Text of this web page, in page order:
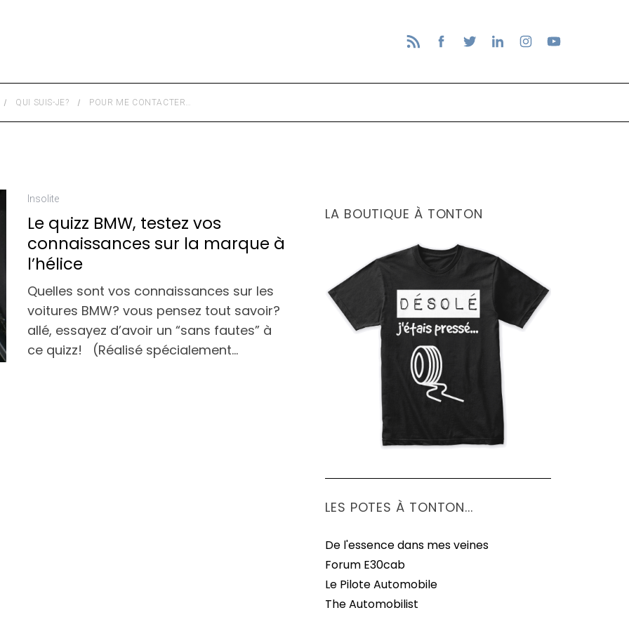
QUI SUIS-JE? POUR ME CONTACTER…
Insolite
Le quizz BMW, testez vos
connaissances sur la marque à
l’hélice
Quelles sont vos connaissances sur les
voitures BMW? vous pensez tout savoir?
allé, essayez d’avoir un “sans fautes” à
ce quizz! (Réalisé spécialement…
LA BOUTIQUE À TONTON
LES POTES À TONTON...
De l'essence dans mes veines
Forum E30cab
Le Pilote Automobile
The Automobilist